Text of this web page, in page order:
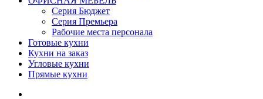
Серия Бюджет
Серия Премьера
Рабочие места персонала
Готовые кухни
Кухни на заказ
Угловые кухни
Прямые кухни